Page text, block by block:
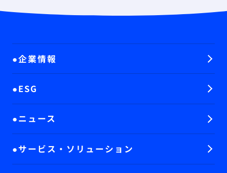
企業情報
ESG
ニュース
サービス・ソリューション